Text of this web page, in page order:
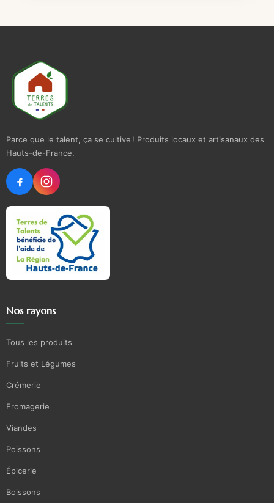
Parce que le talent, ça se cultive ! Produits locaux et artisanaux des
Hauts-de-France.
Nos rayons
Tous les produits
Fruits et Légumes
Crémerie
Fromagerie
Viandes
Poissons
Épicerie
Boissons